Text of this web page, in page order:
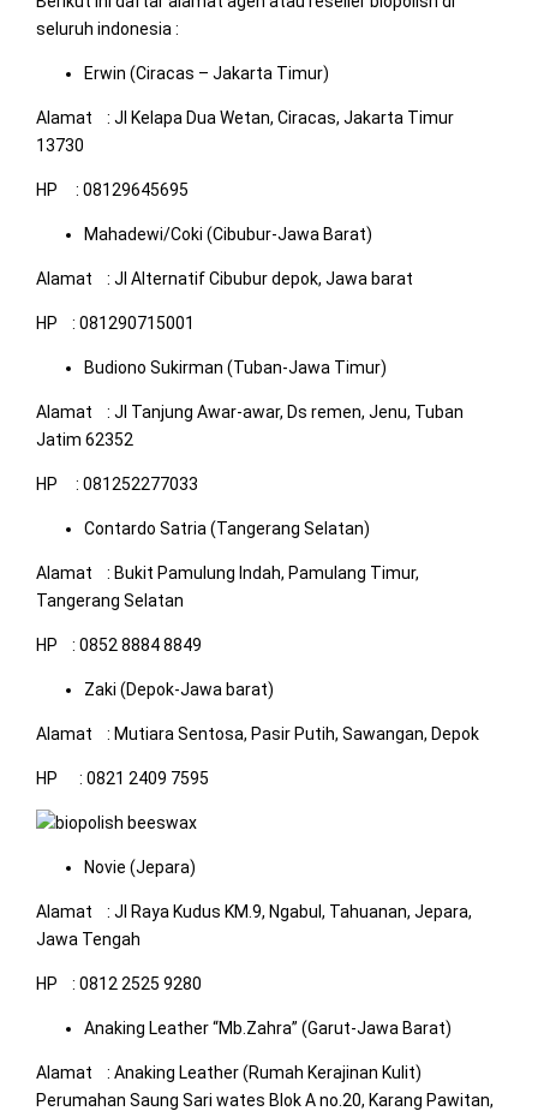
seluruh indonesia :
Erwin (Ciracas – Jakarta Timur)
Alamat : Jl Kelapa Dua Wetan, Ciracas, Jakarta Timur
13730
HP : 08129645695
Mahadewi/Coki (Cibubur-Jawa Barat)
Alamat : Jl Alternatif Cibubur depok, Jawa barat
HP : 081290715001
Budiono Sukirman (Tuban-Jawa Timur)
Alamat : Jl Tanjung Awar-awar, Ds remen, Jenu, Tuban
Jatim 62352
HP : 081252277033
Contardo Satria (Tangerang Selatan)
Alamat : Bukit Pamulung Indah, Pamulang Timur,
Tangerang Selatan
HP : 0852 8884 8849
Zaki (Depok-Jawa barat)
Alamat : Mutiara Sentosa, Pasir Putih, Sawangan, Depok
HP : 0821 2409 7595
Novie (Jepara)
Alamat : Jl Raya Kudus KM.9, Ngabul, Tahuanan, Jepara,
Jawa Tengah
HP : 0812 2525 9280
Anaking Leather “Mb.Zahra” (Garut-Jawa Barat)
Alamat : Anaking Leather (Rumah Kerajinan Kulit)
Perumahan Saung Sari wates Blok A no.20, Karang Pawitan,